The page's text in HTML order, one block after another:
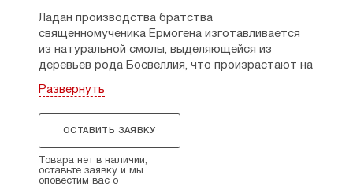
Ладан производства братства
священномученика Ермогена изготавливается
из натуральной смолы, выделяющейся из
деревьев рода Босвеллия, что произрастают на
Африке, с добавлением эфирного масла и
специальной обсыпки в виде пищевого мела. В
нём сочетается высокое качество и доступная
цена.
Ладан изготавливается вручную по собственной
Развернуть
ОСТАВИТЬ ЗАЯВКУ
Товара нет в наличии,
оставьте заявку и мы
оповестим вас о